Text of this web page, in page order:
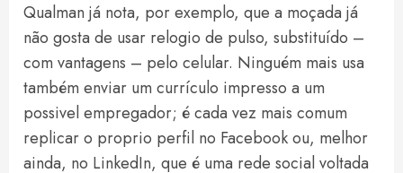
Qualman já nota, por exemplo, que a moçada já
não gosta de usar relogio de pulso, substituído –
com vantagens – pelo celular. Ninguém mais usa
também enviar um currículo impresso a um
possivel empregador; é cada vez mais comum
replicar o proprio perfil no Facebook ou, melhor
ainda, no LinkedIn, que é uma rede social voltada